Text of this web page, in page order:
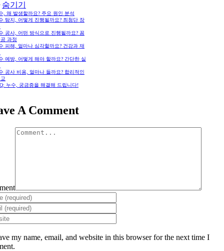
숨기기
, 왜 발생할까요? 주요 원인 분석
탐지, 어떻게 진행될까요? 최첨단 장
공사, 어떤 방식으로 진행될까요? 꼼
과정
피해, 얼마나 심각할까요? 건강과 재
예방, 어떻게 해야 할까요? 간단한 실
공사 비용, 얼마나 들까요? 합리적인
누수, 궁금증을 해결해 드립니다!
A Comment
my name, email, and website in this browser for the next time I